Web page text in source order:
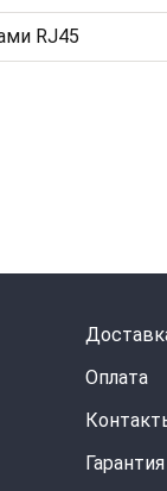
RJ45
Оплата
Гарантия